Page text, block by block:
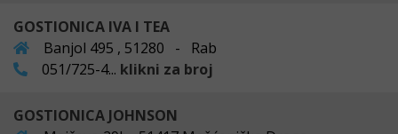
GOSTIONICA IVA I TEA
Banjol 495 , 51280 - Rab
051/725-4... klikni za broj
GOSTIONICA JOHNSON